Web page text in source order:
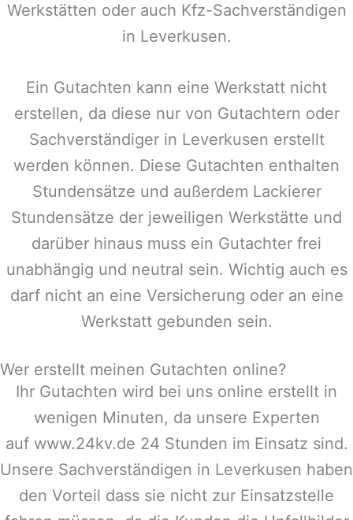
Werkstätten oder auch Kfz-Sachverständigen
in Leverkusen.
Ein Gutachten kann eine Werkstatt nicht
erstellen, da diese nur von Gutachtern oder
Sachverständiger in Leverkusen erstellt
werden können. Diese Gutachten enthalten
Stundensätze und außerdem Lackierer
Stundensätze der jeweiligen Werkstätte und
darüber hinaus muss ein Gutachter frei
unabhängig und neutral sein. Wichtig auch es
darf nicht an eine Versicherung oder an eine
Werkstatt gebunden sein.
Wer erstellt meinen Gutachten online?
Ihr Gutachten wird bei uns online erstellt in
wenigen Minuten, da unsere Experten
auf www.24kv.de 24 Stunden im Einsatz sind.
Unsere Sachverständigen in Leverkusen haben
den Vorteil dass sie nicht zur Einsatzstelle